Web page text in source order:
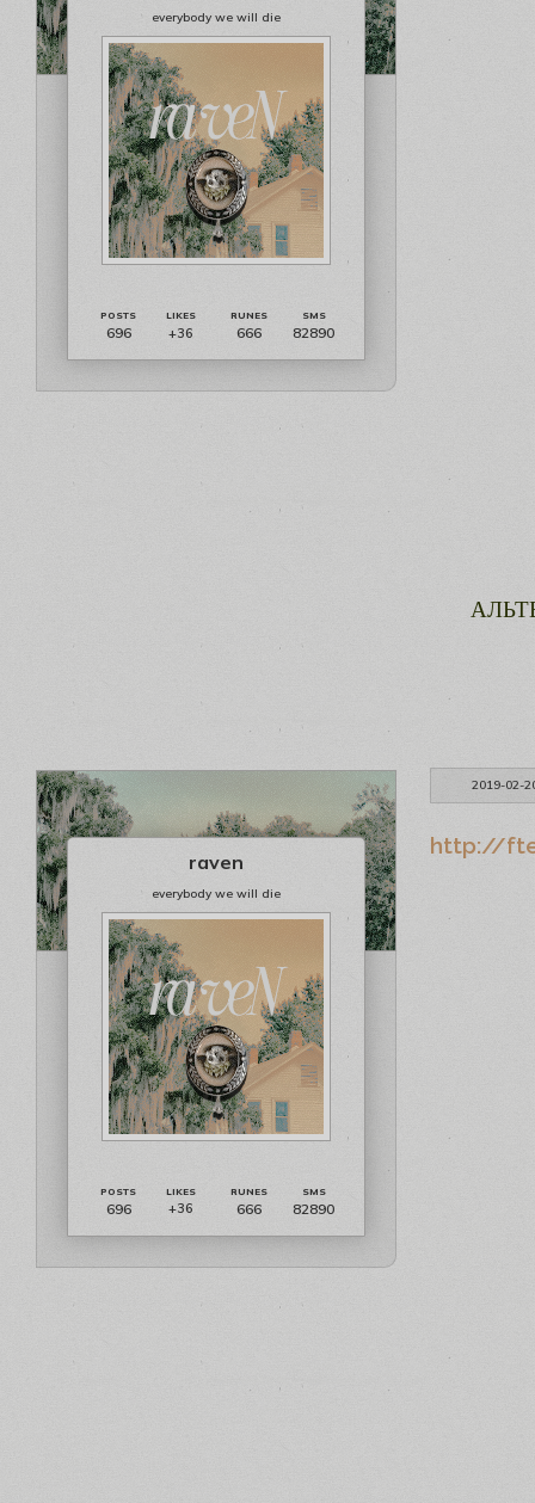
everybody we will die
696 +36 666 82890
2019-02-
raven
everybody we will die
696 +36 666 82890
http://